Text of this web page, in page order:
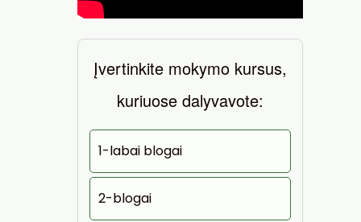
Įvertinkite mokymo kursus,
kuriuose dalyvavote:
1-labai blogai
2-blogai